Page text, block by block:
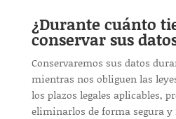
¿Durante cuánto
conservar sus
Conservaremos sus datos
mientras nos obliguen las
los plazos legales aplicables,
eliminarlos de forma segura y